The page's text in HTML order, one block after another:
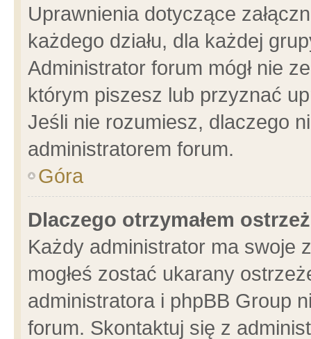
Uprawnienia dotyczące
każdego działu, dla każdej
Administrator forum mógł nie
którym piszesz lub przyznać
Jeśli nie rozumiesz, dlaczego
administratorem forum.
Góra
Dlaczego otrzymałem
Każdy administrator ma swoje
mogłeś zostać ukarany
administratora i phpBB Group
forum. Skontaktuj się z